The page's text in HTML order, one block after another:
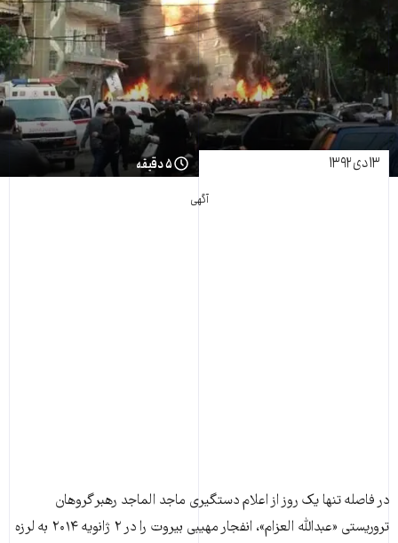
۱۳ دی ۱۳۹۲ ۵ دقیقه
آگهی
در فاصله تنها یک روز از اعلام دستگیری ماجد الماجد رهبر گروهان
تروریستی «عبدالله العزام»، انفجار مهیبی بیروت را در ۲ ژانویه ۲۰۱۴ به لرزه